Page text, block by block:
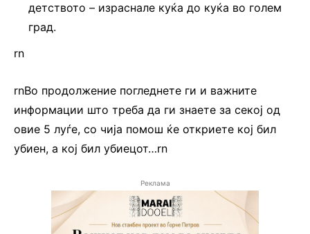
детството – израснале куќа до куќа во голем
град.
rn
rnВо продолжение погледнете ги и важните
информации што треба да ги знаете за секој од
овие 5 луѓе, со чија помош ќе откриете кој бил
убиен, а кој бил убиецот…rn
Реклама